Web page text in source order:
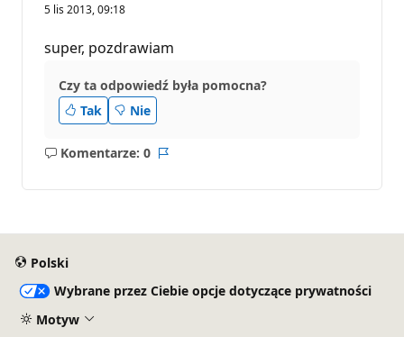
5 lis 2013, 09:18
super, pozdrawiam
Czy ta odpowiedź była pomocna?
Tak
Nie
Komentarze: 0
Brak
Polski
Wybrane przez Ciebie opcje dotyczące prywatności
Motyw